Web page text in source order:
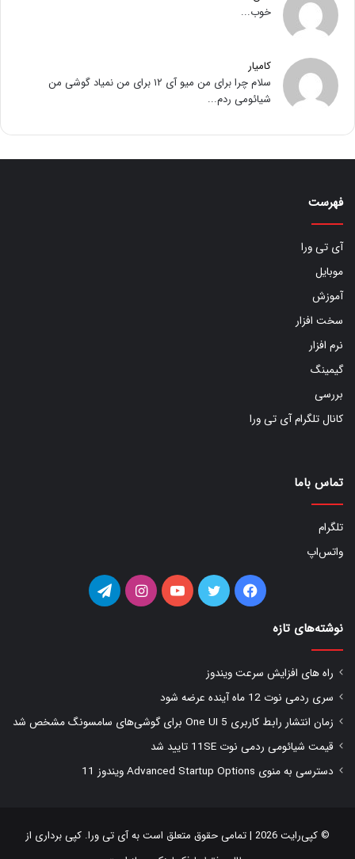
خوب...
کامیار
سلام چرا برای من میو آی ۱۲ برای من نمیاد گوشی من
شیائومی ردم...
فهرست
آی تی ورا
موبایل
آموزش
سخت افزار
نرم افزار
گیمینگ
بررسی
کانال تلگرام آی تی ورا
تماس باما
تلگرام
واتس‌اپ
فیس توییتر یوتیوب اینستاگرامتلگرام
نوشته‌های تازه
راه های افزایش سرعت ویندوز
سری ردمی نوت 12 ماه آینده عرضه شود
زمان انتشار رابط کاربری One UI 5 برای گوشی‌های سامسونگ مشخص شد
قیمت شیائومی ردمی نوت 11SE تایید شد
دسترسی به منوی Advanced Startup Options ویندوز 11
© کپی‌رایت 2026 | تمامی حقوق متعلق است به آی تی ورا. کپی برداری از